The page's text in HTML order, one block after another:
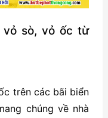
vỏ sò, vỏ ốc từ
trên các bãi biển
chúng về nhà